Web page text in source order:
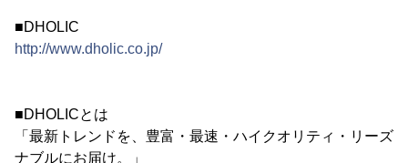
■DHOLIC
http://www.dholic.co.jp/
■DHOLICとは
「最新トレンドを、豊富・最速・ハイクオリティ・リーズ
ナブルにお届け。」